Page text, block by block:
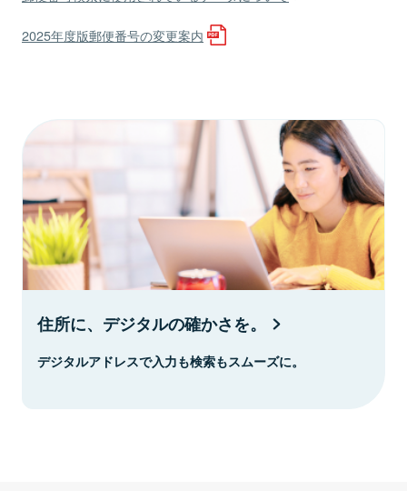
2025年度版郵便番号の変更案内
住所に、デジタルの確かさを。
デジタルアドレスで入力も検索もスムーズに。